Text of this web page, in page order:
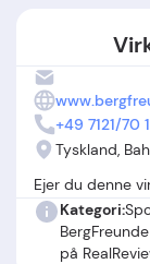
+49 7121/70
Tyskland,
Ejer du denne
Kategori:
på